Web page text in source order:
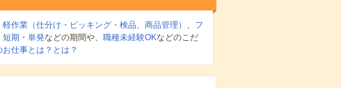
軽作業（仕分け・ピッキング・検品、商品管理） 、
フ
短期 ・ 単発などの期間や、 職種未経験OKなどのこだ
仕事とは？とは？